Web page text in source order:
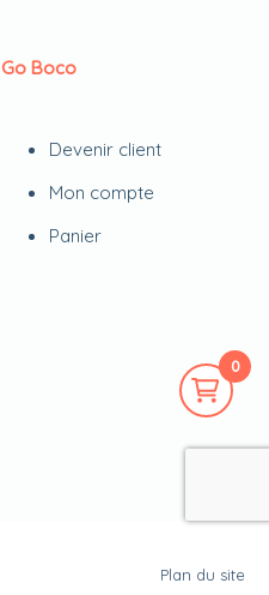
0
Go Boco
Devenir client
Mon compte
Panier
Plan du site